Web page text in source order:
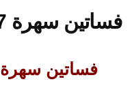
فساتين سهرة 2017 طويلة
فساتين سهرة 2017 طويلة و فاتنة